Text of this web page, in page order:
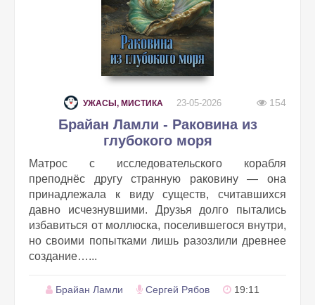
УЖАСЫ, МИСТИКА 23-05-2026 154
Брайан Ламли - Раковина из
глубокого моря
Матрос с исследовательского корабля
преподнёс другу странную раковину — она
принадлежала к виду существ, считавшихся
давно исчезнувшими. Друзья долго пытались
избавиться от моллюска, поселившегося внутри,
но своими попытками лишь разозлили древнее
создание…...
Брайан Ламли Сергей Рябов 19:11